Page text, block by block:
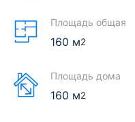
Площадь общая
160 м2
Площадь дома
160 м2